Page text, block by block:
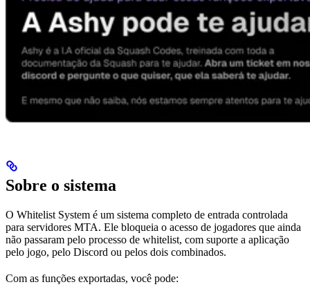
Sobre o sistema
O Whitelist System é um sistema completo de entrada controlada
para servidores MTA. Ele bloqueia o acesso de jogadores que ainda
não passaram pelo processo de whitelist, com suporte a aplicação
pelo jogo, pelo Discord ou pelos dois combinados.
Com as funções exportadas, você pode: